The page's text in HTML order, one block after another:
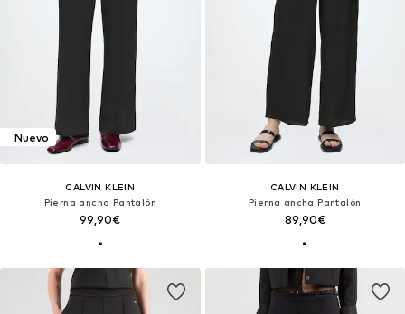
Nuevo
CALVIN KLEIN
Pierna ancha Pantalón
99,90€
CALVIN KLEIN
Pierna ancha Pantalón
89,90€